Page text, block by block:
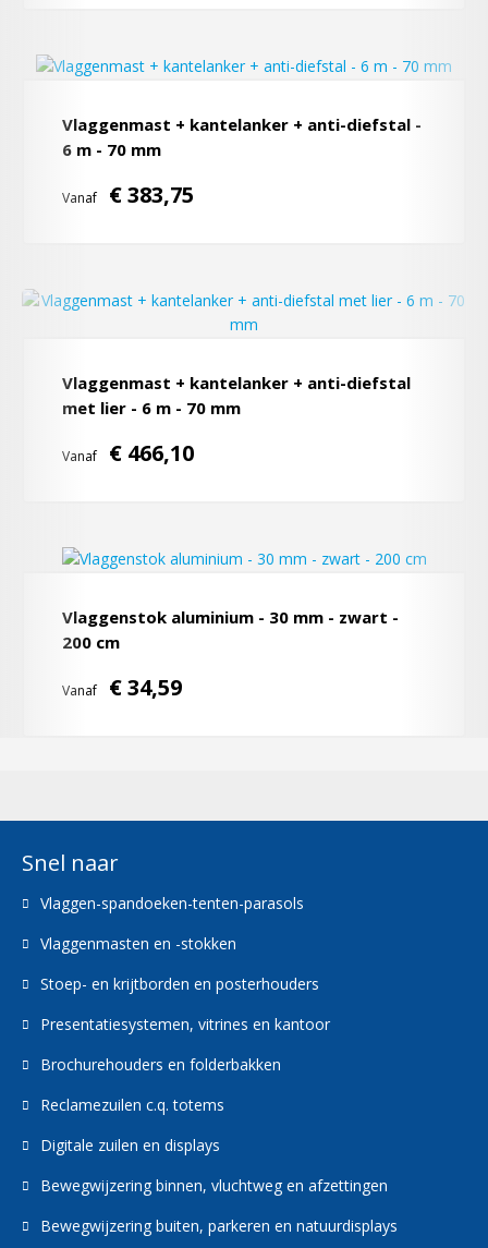
Vlaggenmast + kantelanker + anti-diefstal -
6 m - 70 mm
Vanaf € 383,75
Vlaggenmast + kantelanker + anti-diefstal
met lier - 6 m - 70 mm
Vanaf € 466,10
Vlaggenstok aluminium - 30 mm - zwart -
200 cm
Vanaf € 34,59
Snel naar
Vlaggen-spandoeken-tenten-parasols
Vlaggenmasten en -stokken
Stoep- en krijtborden en posterhouders
Presentatiesystemen, vitrines en kantoor
Brochurehouders en folderbakken
Reclamezuilen c.q. totems
Digitale zuilen en displays
Bewegwijzering binnen, vluchtweg en afzettingen
Bewegwijzering buiten, parkeren en natuurdisplays